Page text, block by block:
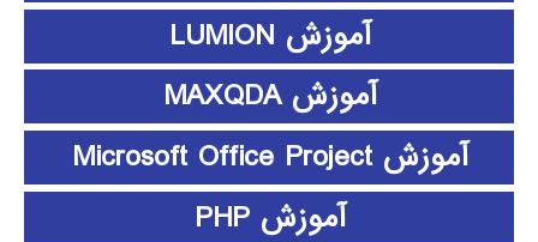
آموزش LUMION
آموزش MAXQDA
آموزش Microsoft Office Project
آموزش PHP